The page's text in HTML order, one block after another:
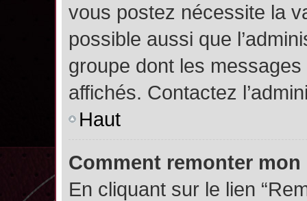
vous postez nécessite la
possible aussi que
groupe dont les
affichés. Contactez
Haut
Comment remonter
En cliquant sur le lien